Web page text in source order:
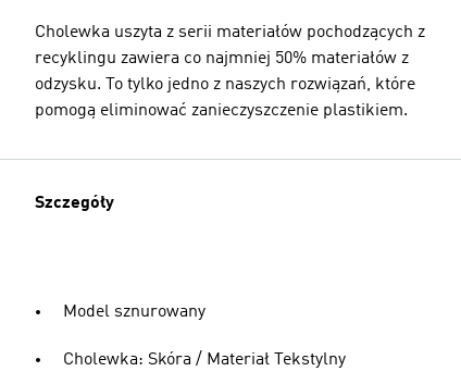
Cholewka uszyta z serii materiałów pochodzących z
recyklingu zawiera co najmniej 50% materiałów z
odzysku. To tylko jedno z naszych rozwiązań, które
pomogą eliminować zanieczyszczenie plastikiem.
Szczegóły
Model sznurowany
Cholewka: Skóra / Materiał Tekstylny